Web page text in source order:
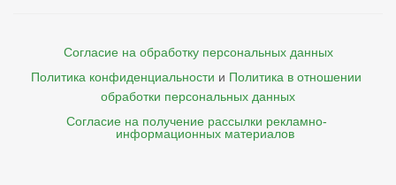
Согласие на обработку персональных данных
Политика конфиденциальности и Политика в отношении
обработки персональных данных
Согласие на получение рассылки рекламно-
    информационных материалов